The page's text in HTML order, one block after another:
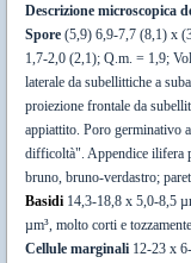
Descrizione microscopica
Spore (5,9) 6,9-7,7 (8,1) x
1,7-2,0 (2,1); Q.m. = 1,9;
laterale da subellittiche a
proiezione frontale da
appiattito. Poro germinativo
difficoltà". Appendice ilifera
bruno, bruno-verdastro;
Basidi 14,3-18,8 x 5,0-8,5
µm³, molto corti e
Cellule marginali 12-23 x